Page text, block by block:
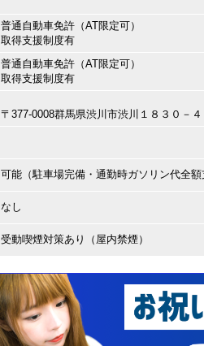
普通自動車免許（AT限定可）
取得支援制度有
普通自動車免許（AT限定可）
取得支援制度有
〒377-0008群馬県渋川市渋川１８３０－４
可能（駐車場完備・通勤時ガソリン代全額
なし
受動喫煙対策あり（屋内禁煙）